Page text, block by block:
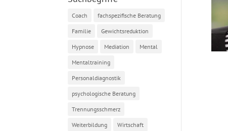
Coach fachspezifische Beratung
Familie Gewichtsreduktion
Hypnose Mediation Mental
Mentaltraining
Personaldiagnostik
psychologische Beratung
Trennungsschmerz
Weiterbildung Wirtschaft